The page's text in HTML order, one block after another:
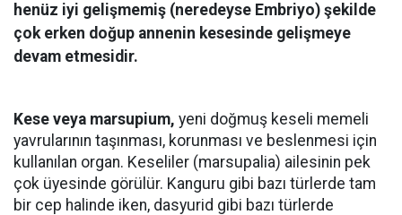
henüz iyi gelişmemiş (neredeyse Embriyo) şekilde
çok erken doğup annenin kesesinde gelişmeye
devam etmesidir.
Kese veya marsupium, yeni doğmuş keseli memeli
yavrularının taşınması, korunması ve beslenmesi için
kullanılan organ. Keseliler (marsupalia) ailesinin pek
çok üyesinde görülür. Kanguru gibi bazı türlerde tam
bir cep halinde iken, dasyurid gibi bazı türlerde